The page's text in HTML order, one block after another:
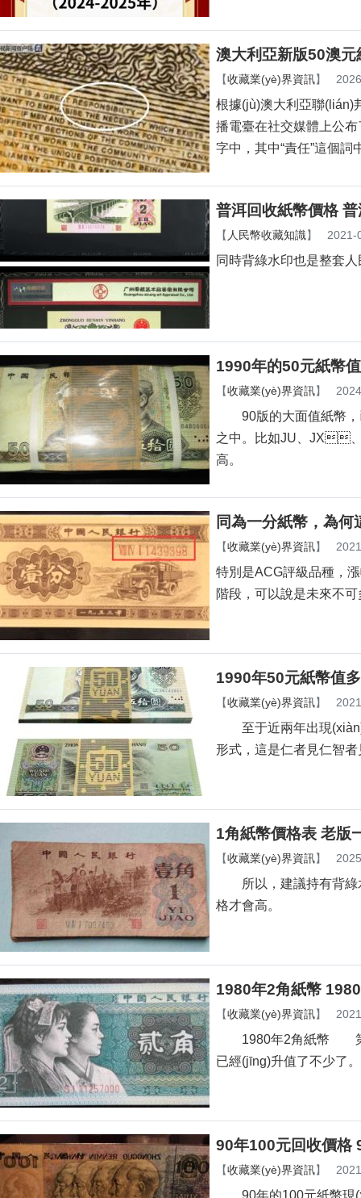
澳大利亞新版50澳
【收藏業(yè)界資訊】
根據(jù)澳大利亞聯(lián)
播電臺在社交媒體上公布
字中，其中“責任”這個
普洱回收紙幣價格
【 人民幣收藏知識】 2021-
同時背綠水印也是整套人
1990年的50元紙幣
【收藏業(yè)界資訊】
90版的大面值紙幣，已
之中。比如JU、
高。
同為一分紙幣，為何
【收藏業(yè)界資訊】
特別是ACG評級品種，
階段，可以說是未來不可
1990年50元紙幣值
【收藏業(yè)界資訊】
至于近兩年出現(xiàn)的
形式，這是仁者見仁智者見
1角紙幣價格表 老版
【收藏業(yè)界資訊】
所以，建議持有背綠水
格才會高。
1980年2角紙幣
【收藏業(yè)界資訊】
1980年2角紙幣 第四
已經(jīng)升值了不少了。
90年100元回收價格
【收藏業(yè)界資訊】
90年的100元紙幣現